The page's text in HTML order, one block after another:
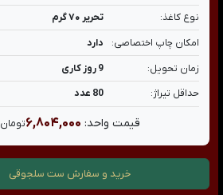
نوع کاغذ:
تحریر ۷۰ گرم
امکان چاپ اختصاصی:
دارد
زمان تحویل:
9 روز کاری
حداقل تیراژ:
80 عدد
قیمت واحد: ۶,۸۰۴,۰۰۰تومان
خرید و سفارش ست سلجوقی